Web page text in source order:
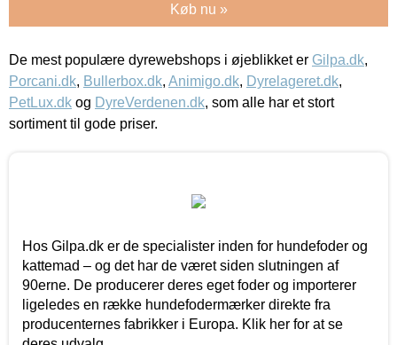
Køb nu »
De mest populære dyrewebshops i øjeblikket er Gilpa.dk,
Porcani.dk, Bullerbox.dk, Animigo.dk, Dyrelageret.dk,
PetLux.dk og DyreVerdenen.dk, som alle har et stort
sortiment til gode priser.
Hos Gilpa.dk er de specialister inden for hundefoder og
kattemad – og det har de været siden slutningen af
90erne. De producerer deres eget foder og importerer
ligeledes en række hundefodermærker direkte fra
producenternes fabrikker i Europa. Klik her for at se